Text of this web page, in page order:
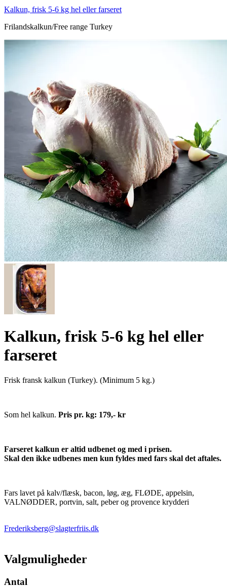
Kalkun, frisk 5-6 kg hel eller farseret
Frilandskalkun/Free range Turkey
Kalkun, frisk 5-6 kg hel eller
farseret
Frisk fransk kalkun (Turkey). (Minimum 5 kg.)
Som hel kalkun. Pris pr. kg: 179,- kr
Farseret kalkun er altid udbenet og med i prisen.
Skal den ikke udbenes men kun fyldes med fars skal det aftales.
Fars lavet på kalv/flæsk, bacon, løg, æg, FLØDE, appelsin,
VALNØDDER, portvin, salt, peber og provence krydderi
Frederiksberg@slagterfriis.dk
Valgmuligheder
Antal